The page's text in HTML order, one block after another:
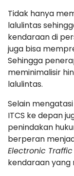
Tidak hanya
lalulintas
kendaraan di
juga bisa
Sehingga
meminimalisir
lalulintas.
Selain
ITCS ke depan
penindakan
berperan
Electronic
kendaraan yang